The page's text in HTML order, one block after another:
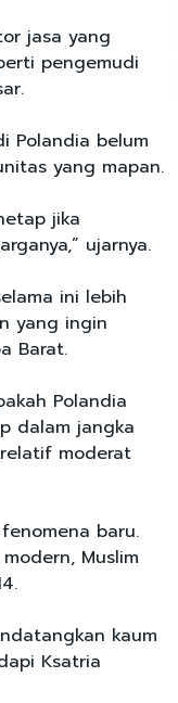
jasa yang
pengemudi
Polandia belum
yang mapan.
jika
ujarnya.
ini lebih
yang ingin
Barat.
Polandia
dalam jangka
moderat
baru.
Muslim
kaum
Ksatria